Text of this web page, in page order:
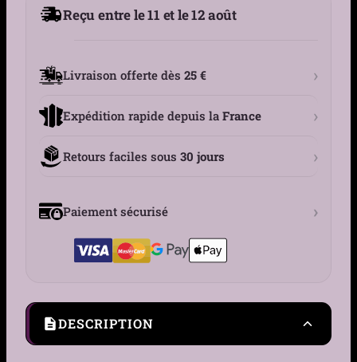
Reçu entre le 11 et le 12 août
Livraison offerte dès 25 € ›
Expédition rapide depuis la France ›
Retours faciles sous 30 jours ›
Paiement sécurisé ›
DESCRIPTION